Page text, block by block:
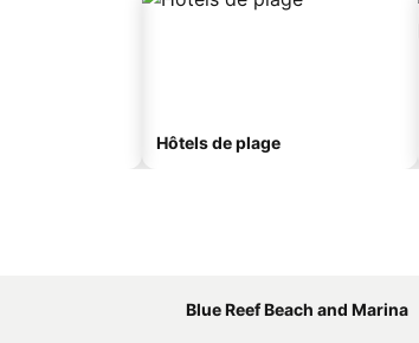
Hôtels de plage
Blue Reef Beach and Marina